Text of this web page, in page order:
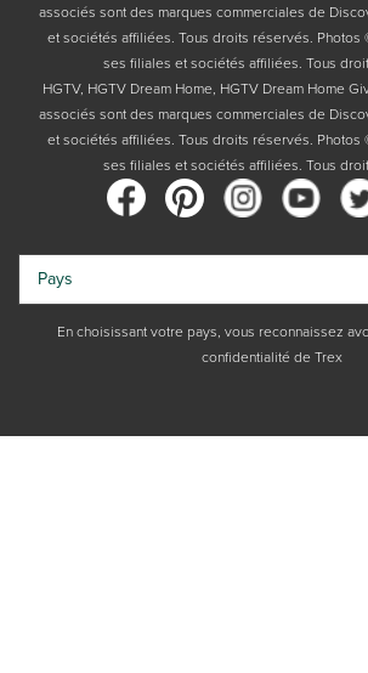
associés sont des marques commerciales de
et sociétés affiliées. Tous droits réservés. Photos
ses filiales et sociétés affiliées. Tous
HGTV, HGTV Dream Home, HGTV Dream Home
associés sont des marques commerciales de
et sociétés affiliées. Tous droits réservés. Photos
ses filiales et sociétés affiliées. Tous
Pays
En choisissant votre pays, vous reconnaissez
confidentialité de Trex